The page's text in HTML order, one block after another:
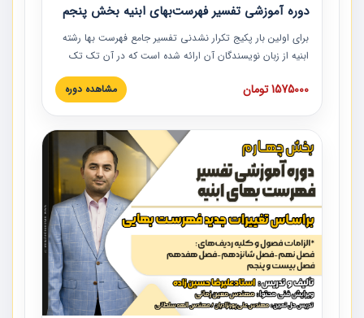
دوره آموزشی تفسیر فهرست‌بهای ابنیه بخش پنجم
برای اولین بار پکیج تکرار نشدنی تفسیر جامع فهرست بها رشته
ابنیه از زبان نویسندگان آن ارائه شده است که در آن تک تک
ردیف ها و مطالب فهرست بها تفسیر و ارائه شده است. این
دوره به صورت کامل تصویری بوده و به همراه تصاویر عملیات
دوره با کلام مهندس علیرضاحسین‌زاده مدیر پروژه مهندسی
مشاور در امر بازنگری فهرست بها رشته ابنیه ارائه شده و به تمام
همکارانی که در حوزه صنعت ساخت در حال فعالیت هستند حتما
توصیه می کنیم از مطالب این دوره استفاده نمایند.
1575000 تومان مشاهده دوره